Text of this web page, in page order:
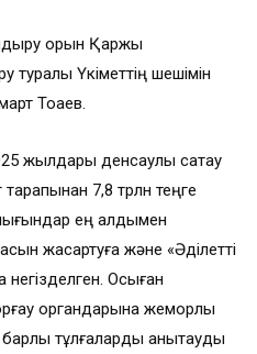
қорын Қаржы
туралы Үкіметтің шешімін
Тоқаев.
жылдары денсаулық сақтау
7,8 трлн теңге
ең алдымен
жақсартуға және «Әділетті
негізделген. Осыған
органдарына жемқорлық
тұлғаларды анықтауды